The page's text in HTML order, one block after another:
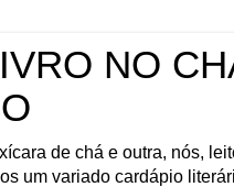
NO
de chá e outra, nós,
um variado cardápio